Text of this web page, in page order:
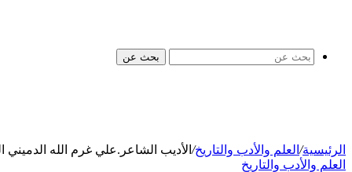
بحث عن
الرئيسية/ العلم والأدب والتاريخ/ الأديب الشاعر.علي غرم الله
العلم والأدب والتاريخ